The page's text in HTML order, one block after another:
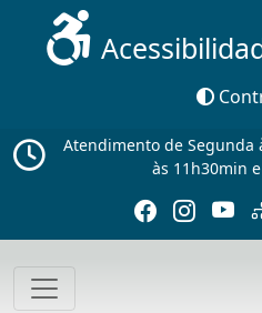
Atendimento de Segunda
às 11h30min